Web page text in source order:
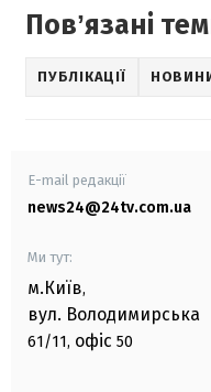
Повʼязані
ПУБЛІКАЦІЇ
E-mail редакції
news24@24tv.com.ua
Ми тут:
м.Київ,
вул. Володимирська
61/11, офіс 50